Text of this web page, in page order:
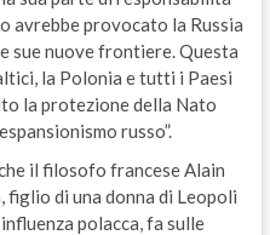
avrebbe provocato la Russia
sue nuove frontiere. Questa
la Polonia e tutti i Paesi
la protezione della Nato
russo”.
il filosofo francese Alain
figlio di una donna di Leopoli
polacca, fa sulle